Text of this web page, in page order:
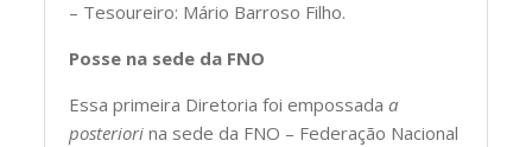
– Tesoureiro: Mário Barroso Filho.
Posse na sede da FNO
Essa primeira Diretoria foi empossadaa
posteriori na sede da FNO – Federação Nacional